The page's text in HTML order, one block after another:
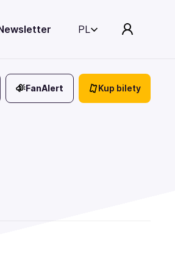
PL
FanAlert Kup bilety